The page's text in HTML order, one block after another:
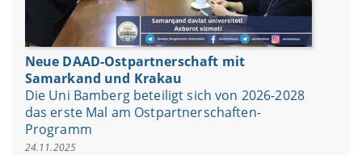
Neue DAAD-Ostpartnerschaft mit
Samarkand und Krakau
Die Uni Bamberg beteiligt sich von 2026-2028
das erste Mal am Ostpartnerschaften-
Programm
24.11.2025